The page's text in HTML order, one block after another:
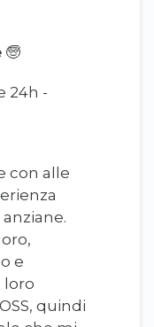
‍🧓
24h -
con alle
e
loro
quindi